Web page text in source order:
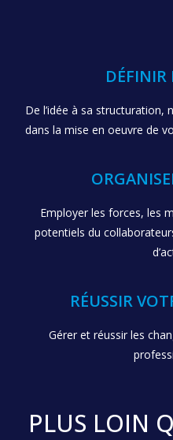
DÉFINIR
De l’idée à sa structuration,
dans la mise en oeuvre de
Employer les forces, les
potentiels du
RÉUSSIR
Gérer et réussir les
PLUS LOIN